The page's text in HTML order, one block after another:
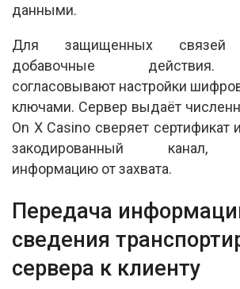
данными.
Для защищенных связей
добавочные действия.
согласовывают настройки
ключами. Сервер выдаёт
On X Casino сверяет сертификат
закодированный канал,
информацию от захвата.
Передача
сведения
сервера к клиенту